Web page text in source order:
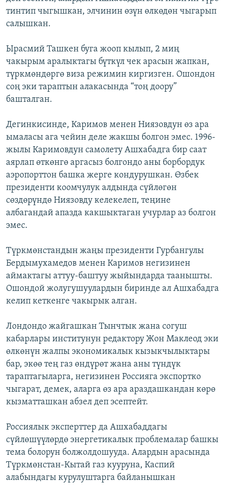
тинтип чыгышкан, элчинин өзүн өлкөдөн чыгарып
салышкан.
Ырасмий Ташкен буга жооп кылып, 2 миң
чакырым аралыктагы бүткүл чек арасын жапкан,
түркмөндөргө виза режимин киргизген. Ошондон
соң эки тараптын алакасында “тоң доору”
башталган.
Дегинкисинде, Каримов менен Ниязовдун өз ара
ымаласы ага чейин деле жакшы болгон эмес. 1996-
жылы Каримовдун самолету Ашхабадга бир саат
аярлап өткөнгө аргасыз болгондо аны борбордук
аэропорттон башка жерге кондурушкан. Өзбек
президенти коомчулук алдында сүйлөгөн
сөздөрүндө Ниязовду келекелеп, теңине
албагандай апазда какшыктаган учурлар аз болгон
эмес.
Түркмөнстандын жаңы президенти Гурбангулы
Бердымухамедов менен Каримов негизинен
аймактагы аттуу-баштуу жыйындарда таанышты.
Ошондой жолугушуулардын биринде ал Ашхабадга
келип кеткенге чакырык алган.
Лондондо жайгашкан Тынчтык жана согуш
кабарлары институнун редактору Жон Маклеод эки
өлкөнүн жалпы экономикалык кызыкчылыктары
бар, экөө тең газ өндүрөт жана аны түндүк
тараптагыларга, негизинен Россияга экспортко
чыгарат, демек, аларга өз ара араздашкандан көрө
кызматташкан абзел деп эсептейт.
Россиялык эксперттер да Ашхабаддагы
сүйлөшүүлөрдө энергетикалык проблемалар башкы
тема болорун болжолдошууда. Алардын арасында
Түркмөнстан-Кытай газ кууруна, Каспий
алабындагы курулуштарга байланышкан